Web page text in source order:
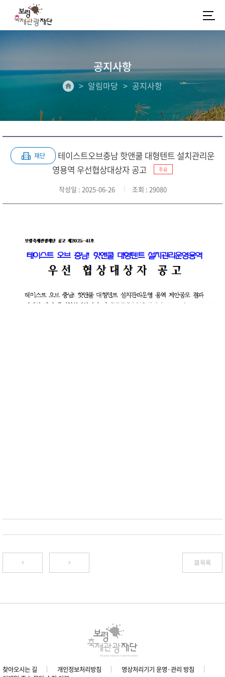
공지사항
알림마당 공지사항
재단
테이스트오브충남 핫앤쿨 대형텐트 설치관리운
영용역 우선협상대상자 공고
주요
작성일 : 2025-06-26 조회 : 29080
목록
찾아오시는 길 개인정보처리방침
영상처리기기 운영·관리 방침